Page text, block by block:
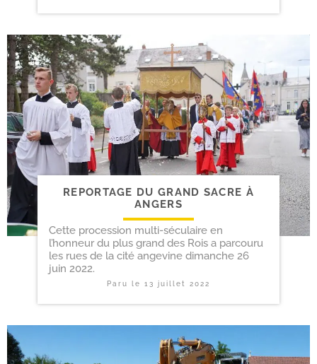
REPORTAGE DU GRAND SACRE À
ANGERS
Cette procession multi-séculaire en
l’honneur du plus grand des Rois a parcouru
les rues de la cité angevine dimanche 26
juin 2022.
Paru le 13 juillet 2022